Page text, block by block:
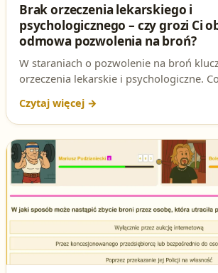
Brak orzeczenia lekarskiego i
psychologicznego – czy grozi Ci
odmowa pozwolenia na broń?
W staraniach o pozwolenie na broń
orzeczenia lekarskie i psychologiczne.
warunkowego lub tylko na broń
Cię obowiązkowa odmowa? Sprawdź,
konsekwencje i co mówią przepisy!